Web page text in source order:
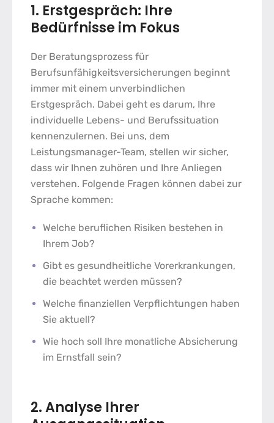
1. Erstgespräch: Ihre
Bedürfnisse im Fokus
Der Beratungsprozess für
Berufsunfähigkeitsversicherungen beginnt
immer mit einem unverbindlichen
Erstgespräch. Dabei geht es darum, Ihre
individuelle Lebens- und Berufssituation
kennenzulernen. Bei uns, dem
Leistungsmanager-Team, stellen wir sicher,
dass wir Ihnen zuhören und Ihre Anliegen
verstehen. Folgende Fragen können dabei zur
Sprache kommen:
Welche beruflichen Risiken bestehen in
Ihrem Job?
Gibt es gesundheitliche Vorerkrankungen,
die beachtet werden müssen?
Welche finanziellen Verpflichtungen haben
Sie aktuell?
Wie hoch soll Ihre monatliche Absicherung
im Ernstfall sein?
2. Analyse Ihrer